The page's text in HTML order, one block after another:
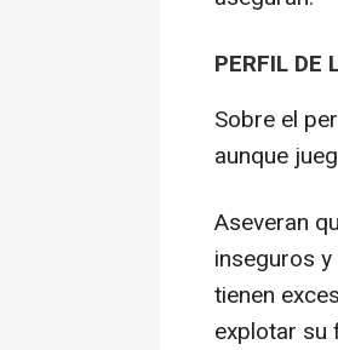
PERFIL DE
Sobre el
aunque
Aseveran
inseguros
tienen
explotar su